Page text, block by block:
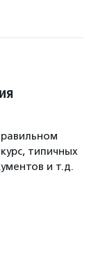
типичных
и т.д.